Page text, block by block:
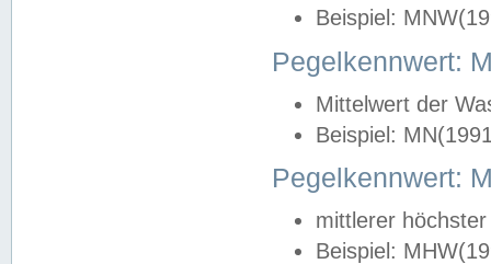
Beispiel:
Pegelkennwert:
Mittelwert der
Beispiel:
Pegelkennwert:
mittlerer
Beispiel: